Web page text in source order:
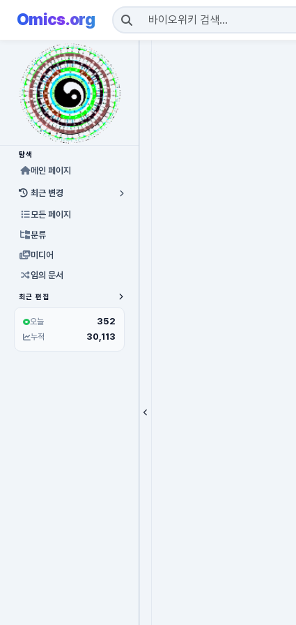
Omics.org
탐색
메인 페이지
최근 변경
모든 페이지
분류
미디어
임의 문서
최근 편집
오늘 352
누적 30,113